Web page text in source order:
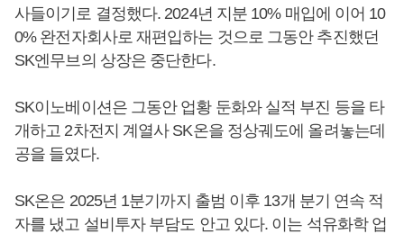
사들이기로 결정했다. 2024년 지분 10% 매입에 이어 10
0% 완전자회사로 재편입하는 것으로 그동안 추진했던
SK엔무브의 상장은 중단한다.
SK이노베이션은 그동안 업황 둔화와 실적 부진 등을 타
개하고 2차전지 계열사 SK온을 정상궤도에 올려놓는데
공을 들였다.
SK온은 2025년 1분기까지 출범 이후 13개 분기 연속 적
자를 냈고 설비투자 부담도 안고 있다. 이는 석유화학 업